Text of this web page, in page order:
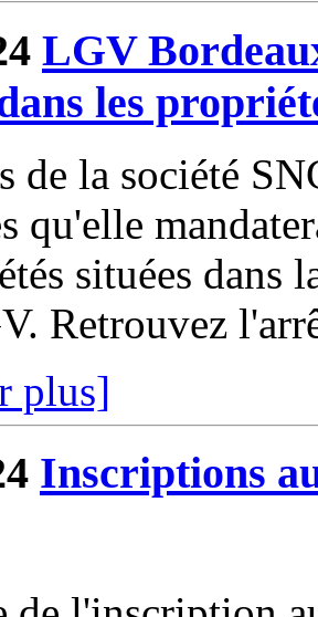
LGV
les
de la société
qu'elle
situées dans
Retrouvez
plus]
Inscriptions